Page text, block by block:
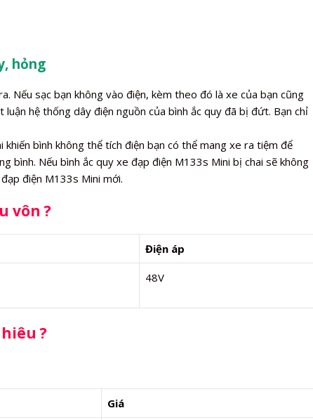
hỏng
Nếu sạc bạn không vào điện, kèm theo đó là xe của bạn cũng
hệ thống dây điện nguồn của bình ắc quy đã bị đứt. Bạn chỉ
bình không thể tích điện bạn có thể mang xe ra tiệm để
bình. Nếu bình ắc quy xe đạp điện M133s Mini bị chai sẽ không
điện M133s Mini mới.
vôn ?
Điện áp
48V
?
Giá